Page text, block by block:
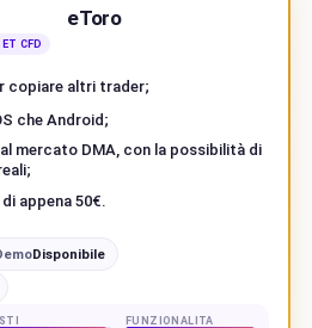
eToro
CFD
copiare altri trader;
che Android;
mercato DMA, con la possibilità di
appena 50€.
Disponibile
FUNZIONALITÀ